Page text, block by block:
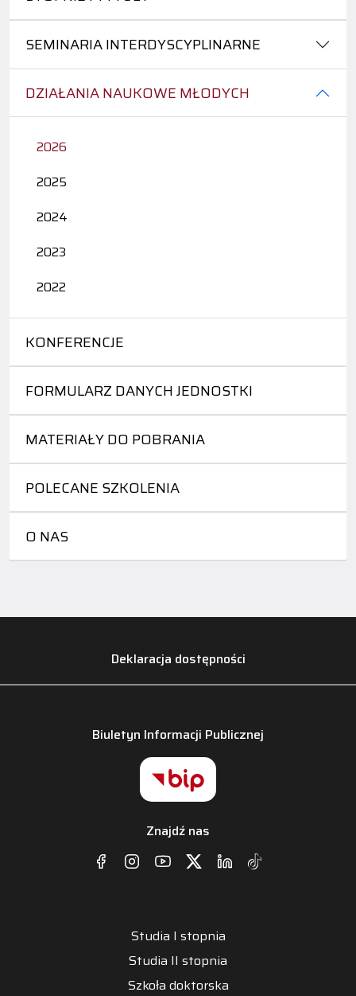
SEMINARIA INTERDYSCYPLINARNE
DZIAŁANIA NAUKOWE MŁODYCH
2026
2025
2024
2023
2022
KONFERENCJE
FORMULARZ DANYCH JEDNOSTKI
MATERIAŁY DO POBRANIA
POLECANE SZKOLENIA
O NAS
Deklaracja dostępności
Biuletyn Informacji Publicznej
Znajdź nas
Studia I stopnia
Studia II stopnia
Szkoła doktorska